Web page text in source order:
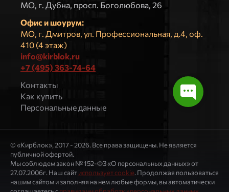
МO, г. Дубна, просп. Боголюбова, 26
Офис и шоурум:
МО, г. Дмитров, ул. Профессиональная, д.4, оф.
410 (4 этаж)
info@kirblok.ru
+7 (495) 363-74-64
Контакты
Как купить
Персональные данные
© «Кирблок», 2017 - 2026. Все права защищены. Не является
публичной офертой.
Мы соблюдем закон № 152-ФЗ «О персональных данных» от
27.07.2006г. Наш сайтиспользует cookie. Продолжая пользоваться
нашим сайтом и заполняя на нем любые формы, вы автоматически